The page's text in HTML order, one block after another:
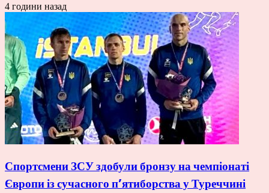
4 години назад
Спортсмени ЗСУ здобули бронзу на чемпіонаті
Європи із сучасного п’ятиборства у Туреччині